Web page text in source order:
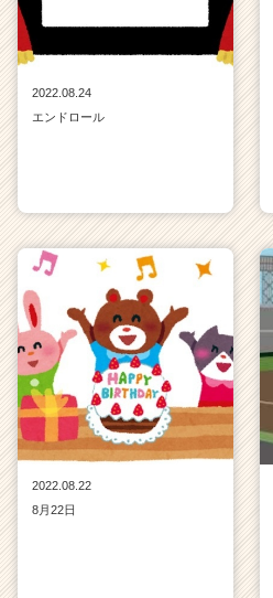
2022.08.24
エンドロール
2022.08.22
8月22日